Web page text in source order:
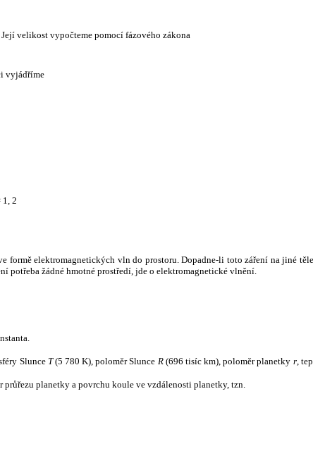
velikost vypočteme pomocí fázového zákona
vyjádříme
1, 2
elektromagnetických vln do prostoru. Dopadne-li toto záření na jiné
potřeba žádné hmotné prostředí, jde o elektromagnetické vlnění.
Slunce T(5 780 K), poloměr Slunce R(696 tisíc km), poloměr planetky r,
průřezu planetky a povrchu koule ve vzdálenosti planetky, tzn.